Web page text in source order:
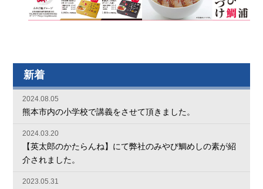
新着
2024.08.05
熊本市内の小学校で講義をさせて頂きました。
2024.03.20
【英太郎のかたらんね】にて弊社のみやび鯛めしの素が紹
介されました。
2023.05.31